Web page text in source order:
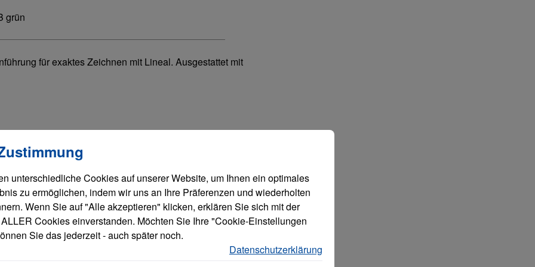
grün
für exaktes Zeichnen mit Lineal. Ausgestattet mit
Cookies, um eine bestmögliche Erfahrung bieten zu können. Mehr Informationen ...
unterschiedliche Cookies auf unserer Website, um Ihnen ein optimales
zu ermöglichen, indem wir uns an Ihre Präferenzen und wiederholten
Wenn Sie auf "Alle akzeptieren" klicken, erklären Sie sich mit der
Cookies einverstanden. Möchten Sie Ihre "Cookie-Einstellungen
Sie das jederzeit - auch später noch.
Datenschutzerklärung